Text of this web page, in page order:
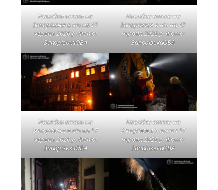
Наслідки атаки на
Запоріжжя в ніч на 17
червня 2026 р. Фото:
ЗапорізькаОВА
Наслідки атаки на
Запоріжжя в ніч на 17
червня 2026 р. Фото:
ЗапорізькаОВА
Наслідки атаки на
Запоріжжя в ніч на 17
червня 2026 р. Фото:
ЗапорізькаОВА
Наслідки атаки на
Запоріжжя в ніч на 17
червня 2026 р. Фото:
ЗапорізькаОВА